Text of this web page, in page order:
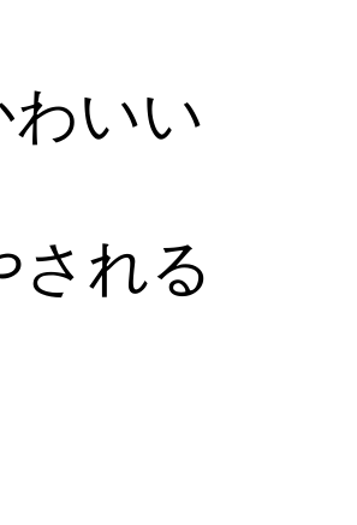
わいい
される